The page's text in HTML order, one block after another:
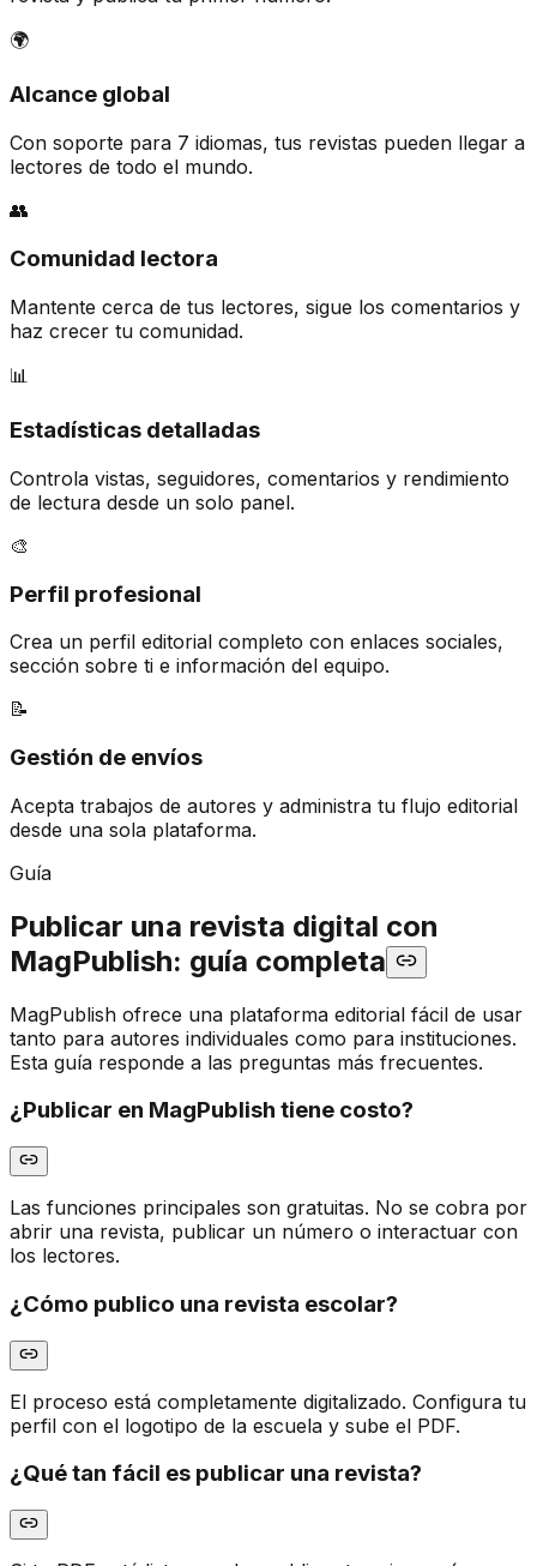
🌍
Alcance global
Con soporte para 7 idiomas, tus revistas pueden llegar a
lectores de todo el mundo.
👥
Comunidad lectora
Mantente cerca de tus lectores, sigue los comentarios y
haz crecer tu comunidad.
📊
Estadísticas detalladas
Controla vistas, seguidores, comentarios y rendimiento
de lectura desde un solo panel.
🎨
Perfil profesional
Crea un perfil editorial completo con enlaces sociales,
sección sobre ti e información del equipo.
📝
Gestión de envíos
Acepta trabajos de autores y administra tu flujo editorial
desde una sola plataforma.
Guía
Publicar una revista digital con
MagPublish: guía completa
MagPublish ofrece una plataforma editorial fácil de usar
tanto para autores individuales como para instituciones.
Esta guía responde a las preguntas más frecuentes.
¿Publicar en MagPublish tiene costo?
Las funciones principales son gratuitas. No se cobra por
abrir una revista, publicar un número o interactuar con
los lectores.
¿Cómo publico una revista escolar?
El proceso está completamente digitalizado. Configura tu
perfil con el logotipo de la escuela y sube el PDF.
¿Qué tan fácil es publicar una revista?